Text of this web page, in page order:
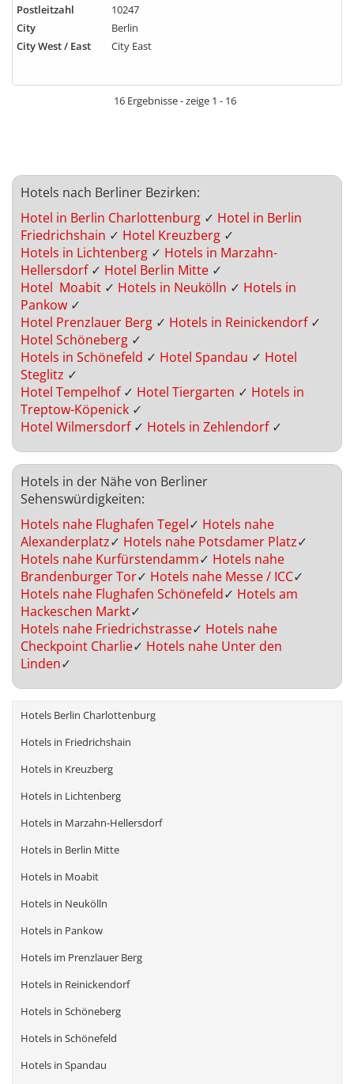
Postleitzahl
10247
City
Berlin
City West / East
City East
16 Ergebnisse - zeige 1 - 16
Hotels nach Berliner Bezirken:
Hotel in Berlin Charlottenburg ✓ Hotel in Berlin
Friedrichshain ✓ Hotel Kreuzberg ✓
Hotels in Lichtenberg ✓ Hotels in Marzahn-
Hellersdorf ✓ Hotel Berlin Mitte ✓
Hotel Moabit ✓ Hotels in Neukölln ✓ Hotels in
Pankow ✓
Hotel Prenzlauer Berg ✓ Hotels in Reinickendorf ✓
Hotel Schöneberg ✓
Hotels in Schönefeld ✓ Hotel Spandau ✓ Hotel
Steglitz ✓
Hotel Tempelhof ✓ Hotel Tiergarten ✓ Hotels in
Treptow-Köpenick ✓
Hotel Wilmersdorf ✓ Hotels in Zehlendorf✓
Hotels in der Nähe von Berliner
Sehenswürdigkeiten:
Hotels nahe Flughafen Tegel✓ Hotels nahe
Alexanderplatz✓ Hotels nahe Potsdamer Platz✓
Hotels nahe Kurfürstendamm✓ Hotels nahe
Brandenburger Tor✓ Hotels nahe Messe / ICC✓
Hotels nahe Flughafen Schönefeld✓ Hotels am
Hackeschen Markt✓
Hotels nahe Friedrichstrasse✓ Hotels nahe
Checkpoint Charlie✓ Hotels nahe Unter den
Linden✓
Hotels Berlin Charlottenburg
Hotels in Friedrichshain
Hotels in Kreuzberg
Hotels in Lichtenberg
Hotels in Marzahn-Hellersdorf
Hotels in Berlin Mitte
Hotels in Moabit
Hotels in Neukölln
Hotels in Pankow
Hotels im Prenzlauer Berg
Hotels in Reinickendorf
Hotels in Schöneberg
Hotels in Schönefeld
Hotels in Spandau